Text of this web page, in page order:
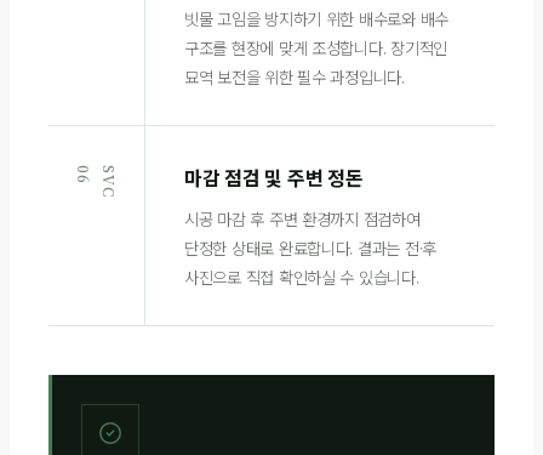
빗물 고임을 방지하기 위한 배수로와 배수
구조를 현장에 맞게 조성합니다. 장기적인
묘역 보전을 위한 필수 과정입니다.
S
V
C
0
6 마감 점검 및 주변 정돈
시공 마감 후 주변 환경까지 점검하여
단정한 상태로 완료합니다. 결과는 전·후
사진으로 직접 확인하실 수 있습니다.